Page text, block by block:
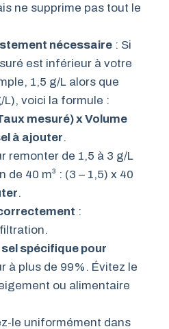
ne supprime pas tout le
nécessaire : Si
est inférieur à votre
1,5 g/L alors que
L), voici la formule :
mesuré) x Volume
à ajouter.
remonter de 1,5 à 3 g/L
de 40 m³ : (3 – 1,5) x 40
.
:
sel spécifique pour
à plus de 99%. Évitez le
ou alimentaire
le uniformément dans